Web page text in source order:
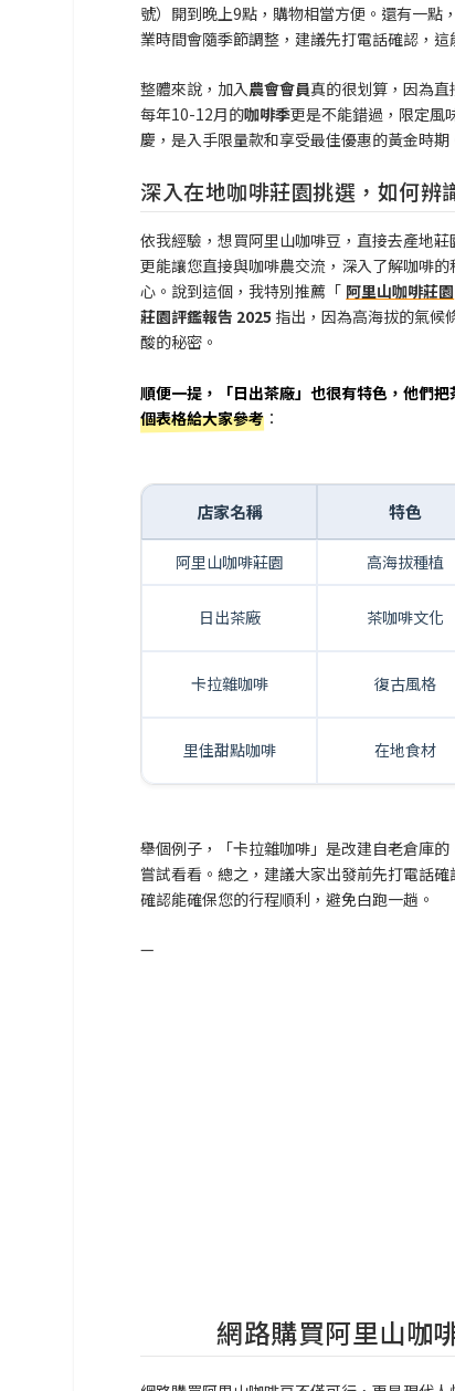
號）開到晚上9點，購物相當方便。還有一點
業時間會隨季節調整，建議先打電話確認，
整體來說，加入農會會員真的很划算，因為
每年10-12月的咖啡季更是不能錯過，限定風
慶，是入手限量款和享受最佳優惠的黃金時期
深入在地咖啡莊園挑選，如何辨
依我經驗，想買阿里山咖啡豆，直接去產地
更能讓您直接與咖啡農交流，深入了解咖啡
心。說到這個，我特別推薦「 阿里山咖啡莊園
莊園評鑑報告 2025 指出，因為高海拔的氣候
酸的秘密。
順便一提，「日出茶廠」也很有特色，他們
個表格給大家參考 ：
店家名稱 特色
阿里山咖啡莊園 高海拔種植
日出茶廠 茶咖啡文化
卡拉雜咖啡 復古風格
里佳甜點咖啡 在地食材
舉個例子，「卡拉雜咖啡」是改建自老倉庫
嘗試看看。總之，建議大家出發前先打電話
確認能確保您的行程順利，避免白跑一趟。
—
網路購買阿里山咖